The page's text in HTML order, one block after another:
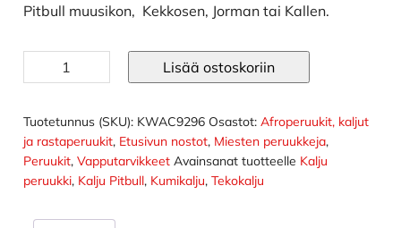
Pitbull muusikon, Kekkosen, Jorman tai Kallen.
Tekokalju
määrä
Lisää ostoskoriin
Tuotetunnus (SKU): KWAC9296 Osastot: Afroperuukit, kaljut
ja rastaperuukit, Etusivun nostot, Miesten peruukkeja,
Peruukit, Vapputarvikkeet Avainsanat tuotteelle Kalju
peruukki, Kalju Pitbull, Kumikalju, Tekokalju